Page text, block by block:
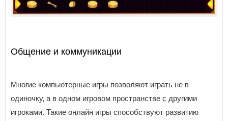
Общение и коммуникации
Многие компьютерные игры позволяют играть не в
одиночку, а в одном игровом пространстве с другими
игроками. Такие онлайн игры способствуют развитию